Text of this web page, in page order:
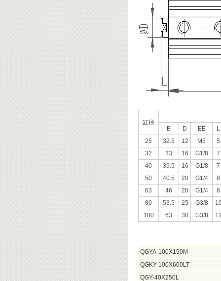
缸径
B
D EE
L
25
32.5 12 M5
5
32
33 16 G1/8
7
40
39.5 16 G1/8
7
50
40.5 20 G1/4
8
63
46 20 G1/4
8
80
53.5 25 G3/8
100
63 30 G3/8
QGYA-100X150M
QGKY-100X600LT
QGY-40X250L